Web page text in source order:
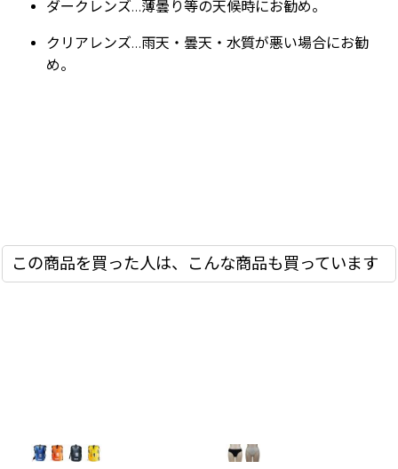
ダークレンズ…薄曇り等の天候時にお勧め。
クリアレンズ…雨天・曇天・水質が悪い場合にお勧
め。
この商品を買った人は、こんな商品も買っています